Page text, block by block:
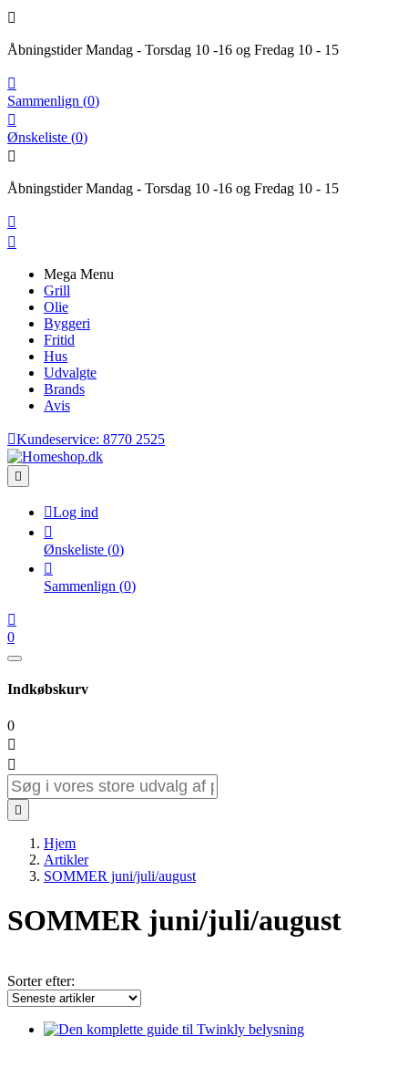

Åbningstider Mandag - Torsdag 10 -16 og Fredag 10 - 15

Sammenlign (0)

Ønskeliste (0)

Åbningstider Mandag - Torsdag 10 -16 og Fredag 10 - 15


Mega Menu
Grill
Olie
Byggeri
Fritid
Hus
Udvalgte
Brands
Avis
Kundeservice: 8770 2525

Log ind

Ønskeliste (0)

Sammenlign (0)

0
Indkøbskurv
0



Hjem
Artikler
SOMMER juni/juli/august
SOMMER juni/juli/august
Sorter efter: